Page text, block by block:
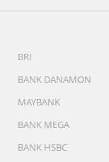
BRI
BANK DANAMON
MAYBANK
BANK MEGA
BANK HSBC